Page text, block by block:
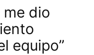
me dio
equipo”